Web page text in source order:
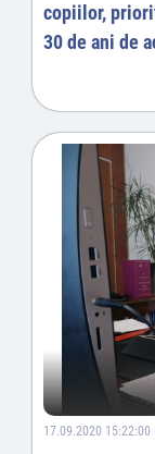
copiilor,
30 de ani de
17.09.2020 15:22:00